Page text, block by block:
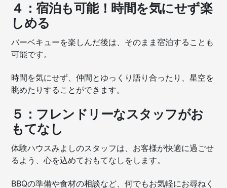
４：宿泊も可能！時間を気にせず楽
しめる
バーベキューを楽しんだ後は、そのまま宿泊することも
可能です。
時間を気にせず、仲間とゆっくり語り合ったり、星空を
眺めたりすることができます。
５：フレンドリーなスタッフがお
もてなし
体験ハウスみよしのスタッフは、お客様が快適に過ごせ
るよう、心を込めておもてなしをします。
BBQの準備や食材の相談など、何でもお気軽にお尋ねく